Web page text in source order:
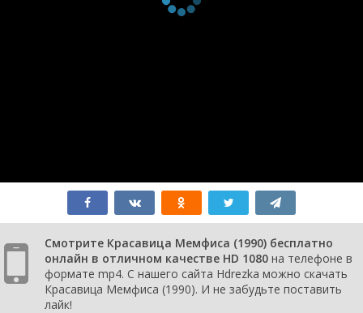
Смотрите Красавица Мемфиса (1990) бесплатно
онлайн в отличном качестве HD 1080 на телефоне в
формате mp4. С нашего сайта Hdrezka можно скачать
Красавица Мемфиса (1990). И не забудьте поставить
лайк!